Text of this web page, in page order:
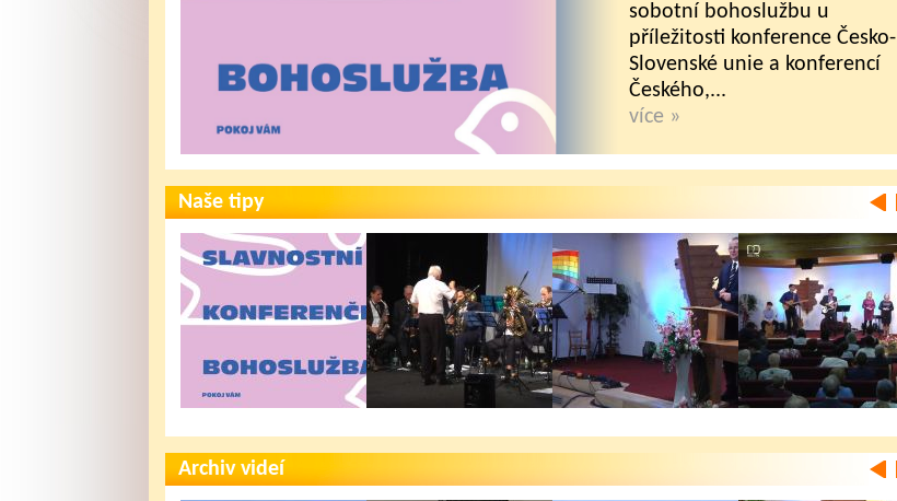
sobotní bohoslužbu u
příležitosti konference Česko-
Slovenské unie a konferencí
Českého,...
více »
Naše tipy
konferenční
bohoslužba...
Vojkovické
Filipis
bohoslužba se...
Archiv videí